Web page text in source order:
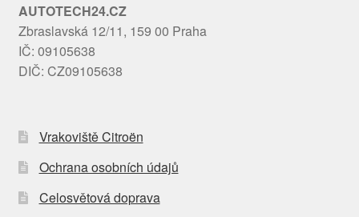
AUTOTECH24.CZ
Zbraslavská 12/11, 159 00 Praha
IČ: 09105638
DIČ: CZ09105638
Vrakoviště Citroën
Ochrana osobních údajů
Celosvětová doprava